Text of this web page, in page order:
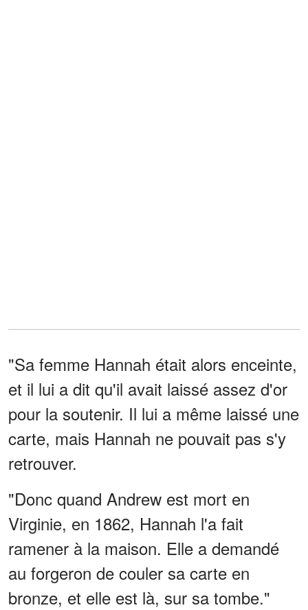
"Sa femme Hannah était alors enceinte,
et il lui a dit qu'il avait laissé assez d'or
pour la soutenir. Il lui a même laissé une
carte, mais Hannah ne pouvait pas s'y
retrouver.
"Donc quand Andrew est mort en
Virginie, en 1862, Hannah l'a fait
ramener à la maison. Elle a demandé
au forgeron de couler sa carte en
bronze, et elle est là, sur sa tombe."